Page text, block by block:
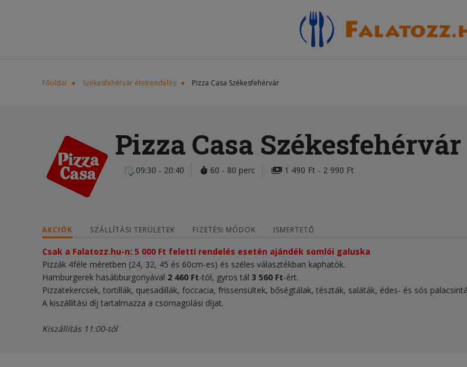
Főoldal Székesfehérvár ételrendelés Pizza Casa Székesfehérvár
Pizza Casa Székesfehérvár
09:30 - 20:40 60 - 80 perc 1 490 Ft - 2 990 Ft
AKCIÓK SZÁLLÍTÁSI TERÜLETEK FIZETÉSI MÓDOK ISMERTETŐ
Csak a Falatozz.hu-n: 5 000 Ft feletti rendelés esetén ajándék somlói galuska
Pizzák 4féle méretben (24, 32, 45 és 60cm-es) és széles választékban kaphatók.
Hamburgerek hasábburgonyával 2 460 Ft-tól, gyros tál 3 560 Ft-ért.
Pizzatekercsek, tortillák, quesadillák, foccacia, frissensültek, bőségtálak, tészták, saláták, édes- és sós
A kiszállítási díj tartalmazza a csomagolási díjat.
Kiszállítás 11:00-tól